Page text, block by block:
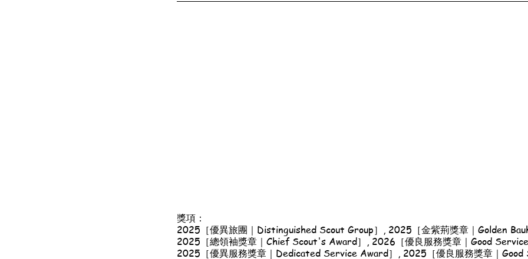
獎項：
2025［優異旅團｜Distinguished Scout Group］, 2025［金紫荊獎章｜Golden
2025［總領袖獎章｜Chief Scout's Award］, 2026［優良服務獎章｜Good
2025［優異服務獎章｜Dedicated Service Award］, 2025［優良服務獎章｜Good